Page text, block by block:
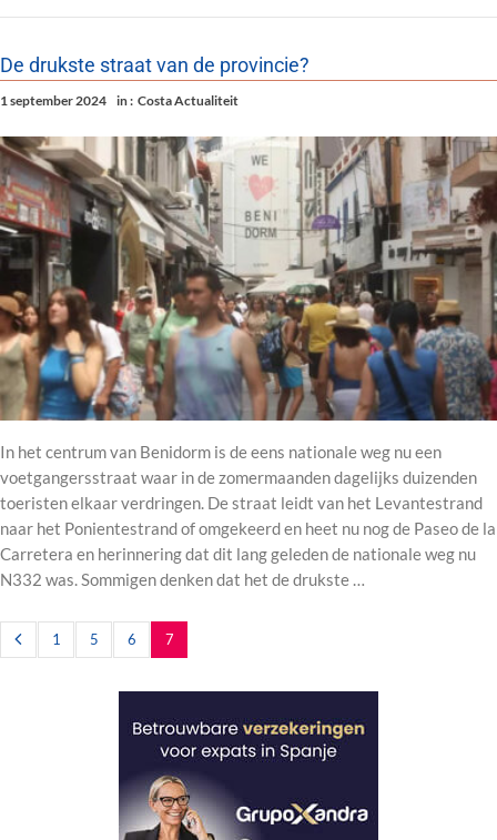
De drukste straat van de provincie?
1 september 2024 in : Costa Actualiteit
In het centrum van Benidorm is de eens nationale weg nu een
voetgangersstraat waar in de zomermaanden dagelijks duizenden
toeristen elkaar verdringen. De straat leidt van het Levantestrand
naar het Ponientestrand of omgekeerd en heet nu nog de Paseo de la
Carretera en herinnering dat dit lang geleden de nationale weg nu
N332 was. Sommigen denken dat het de drukste …
1 5 6 7